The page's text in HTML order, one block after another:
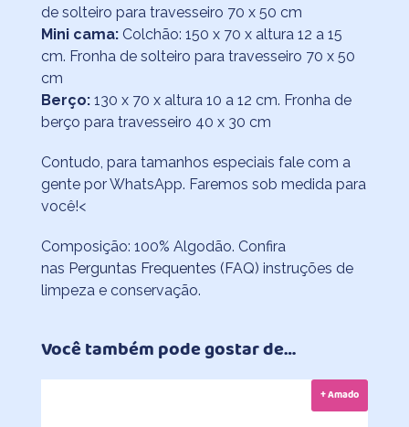
de solteiro para travesseiro 70 x 50 cm
Mini cama: Colchão: 150 x 70 x altura 12 a 15
cm. Fronha de solteiro para travesseiro 70 x 50
cm
Berço:130 x 70 x altura 10 a 12 cm. Fronha de
berço para travesseiro 40 x 30 cm
Contudo, para tamanhos especiais fale com a
gente por WhatsApp. Faremos sob medida para
você!<
Composição: 100% Algodão. Confira
nas Perguntas Frequentes (FAQ) instruções de
limpeza e conservação.
Você também pode gostar de…
+ Amado